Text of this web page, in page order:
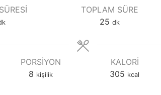
TOPLAM SÜRE
25 dk
PORSIYON
8 kişilik
KALORI
305 kcal